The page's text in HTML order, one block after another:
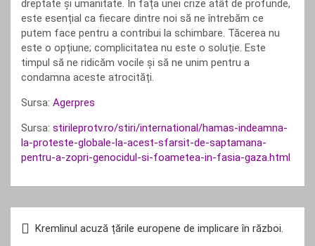
dreptate și umanitate. În fața unei crize atât de profunde,
este esențial ca fiecare dintre noi să ne întrebăm ce
putem face pentru a contribui la schimbare. Tăcerea nu
este o opțiune; complicitatea nu este o soluție. Este
timpul să ne ridicăm vocile și să ne unim pentru a
condamna aceste atrocități.
Sursa: Agerpres
Sursa: stirileprotv.ro/stiri/international/hamas-indeamna-
la-proteste-globale-la-acest-sfarsit-de-saptamana-
pentru-a-zopri-genocidul-si-foametea-in-fasia-gaza.html
în
Kremlinul acuză țările europene de implicare în război.